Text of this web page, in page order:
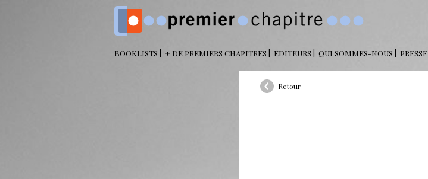
BOOKLISTS + DE PREMIERS CHAPITRES EDITEURS QUI SOMMES-NOUS PRESSE
Retour